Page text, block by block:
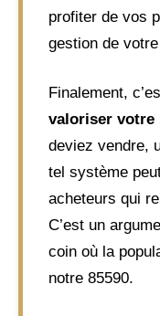
profiter de vos
gestion de
Finalement,
valoriser votre
deviez vendre,
tel système
acheteurs qui
C’est un
coin où la
notre 85590.